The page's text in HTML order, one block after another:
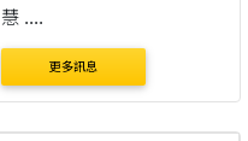
慧 ....
更多訊息